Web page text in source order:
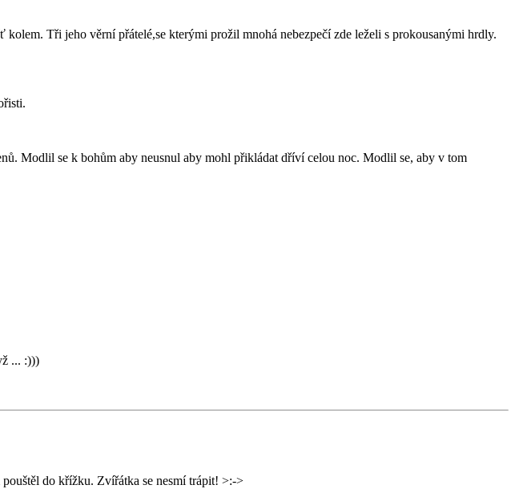
Tři jeho věrní přátelé,se kterými prožil mnohá nebezpečí zde leželi s prokousanými hrdly.
Modlil se k bohům aby neusnul aby mohl přikládat dříví celou noc. Modlil se, aby v tom
... :)))
do křížku. Zvířátka se nesmí trápit! >:->